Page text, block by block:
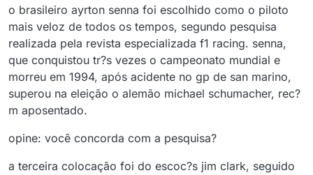
o brasileiro ayrton senna foi escolhido como o piloto
mais veloz de todos os tempos, segundo pesquisa
realizada pela revista especializada f1 racing. senna,
que conquistou tr?s vezes o campeonato mundial e
morreu em 1994, após acidente no gp de san marino,
superou na eleição o alemão michael schumacher, rec?
m aposentado.
opine: você concorda com a pesquisa?
a terceira colocação foi do escoc?s jim clark, seguido